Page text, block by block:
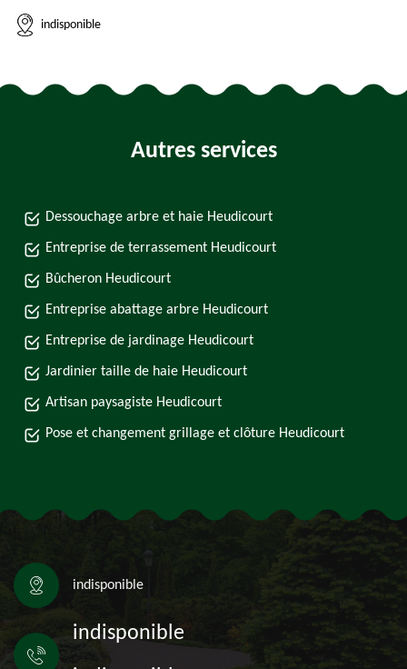
indisponible
Autres services
Dessouchage arbre et haie Heudicourt
Entreprise de terrassement Heudicourt
Bûcheron Heudicourt
Entreprise abattage arbre Heudicourt
Entreprise de jardinage Heudicourt
Jardinier taille de haie Heudicourt
Artisan paysagiste Heudicourt
Pose et changement grillage et clôture Heudicourt
indisponible
indisponible